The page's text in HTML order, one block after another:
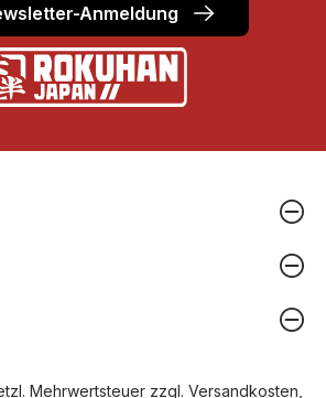
Anmeldung
Mehrwertsteuer zzgl. Versandkosten